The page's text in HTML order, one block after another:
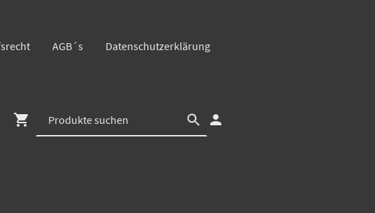
AGB´s Datenschutzerklärung